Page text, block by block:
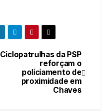
Ciclopatrulhas da PSP
reforçam o
policiamento de
proximidade em
Chaves